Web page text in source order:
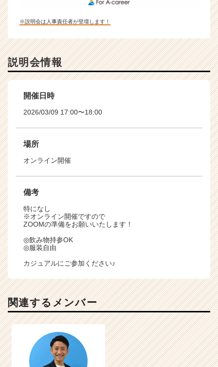
※説明会は人事責任者が登壇します！
説明会情報
開催日時
2026/03/09 17:00〜18:00
場所
オンライン開催
備考
特になし
※オンライン開催ですので
ZOOMの準備をお願いいたします！
◎飲み物持参OK
◎服装自由
カジュアルにご参加ください♪
関連するメンバー